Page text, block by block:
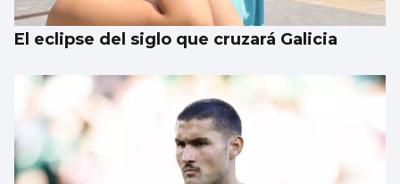
El eclipse del siglo que cruzará Galicia